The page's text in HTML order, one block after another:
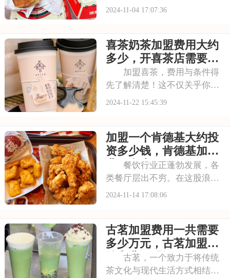
足之本。塔斯汀，一个以手工
吸引着越来越多的食客。品牌
坚持使用新鲜、健康的食材，
结合创新的烹饪方法
2024-11-04 17:07:36
喜茶奶茶加盟费用大约
多少，开喜茶店需要什
么条件
加盟喜茶，费用与条件得
先了解清楚！这不仅关乎你的
投资计划，还影响着你的经营
来，就让我们一起来瞧瞧喜茶
的加盟费用和条件的详细信息
吧，助你轻松做出明
2024-11-22 15:45:39
加盟一个肯德基大约投
资多少钱，肯德基加盟
费用多少
餐饮行业正蓬勃发展，各
类餐厅层出不穷。在这股浪潮
中，肯德基以其独特的品牌魅
基，意味着能够共享品牌的成
功经验，享受其强大的市场号
召力，轻松开启餐饮
2024-11-14 17:08:06
古茗加盟费用一共需要
多少万元，古茗加盟条
件和费用明细2025
古茗，一个致力于将传统
茶文化与现代生活方式相结合